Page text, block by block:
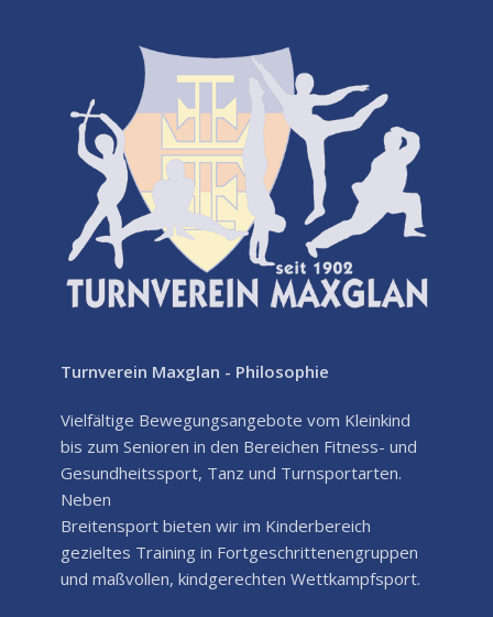
Turnverein Maxglan - Philosophie
Vielfältige Bewegungsangebote vom Kleinkind
bis zum Senioren in den Bereichen Fitness- und
Gesundheitssport, Tanz und Turnsportarten.
Neben
Breitensport bieten wir im Kinderbereich
gezieltes Training in Fortgeschrittenengruppen
und maßvollen, kindgerechten Wettkampfsport.